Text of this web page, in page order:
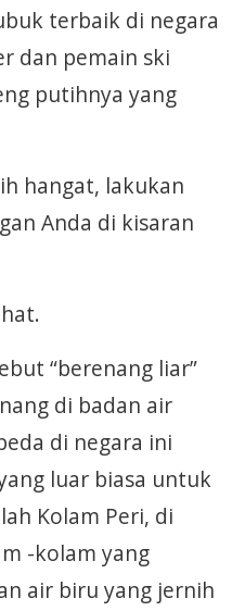
terbaik di negara
dan pemain ski
putihnya yang
hangat, lakukan
Anda di kisaran
“berenang liar”
di badan air
di negara ini
luar biasa untuk
Kolam Peri, di
-kolam yang
air biru yang jernih